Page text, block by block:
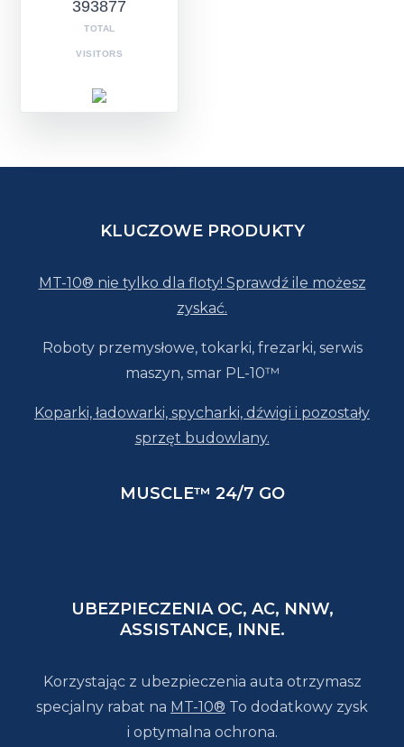
393877
TOTAL
VISITORS
KLUCZOWE PRODUKTY
MT-10® nie tylko dla floty! Sprawdź ile możesz
zyskać.
Roboty przemysłowe, tokarki, frezarki, serwis
maszyn, smar PL-10™
Koparki, ładowarki, spycharki, dźwigi i pozostały
sprzęt budowlany.
MUSCLE™ 24/7 GO
UBEZPIECZENIA OC, AC, NNW,
ASSISTANCE, INNE.
Korzystając z ubezpieczenia auta otrzymasz
specjalny rabat na MT-10® To dodatkowy zysk
i optymalna ochrona.